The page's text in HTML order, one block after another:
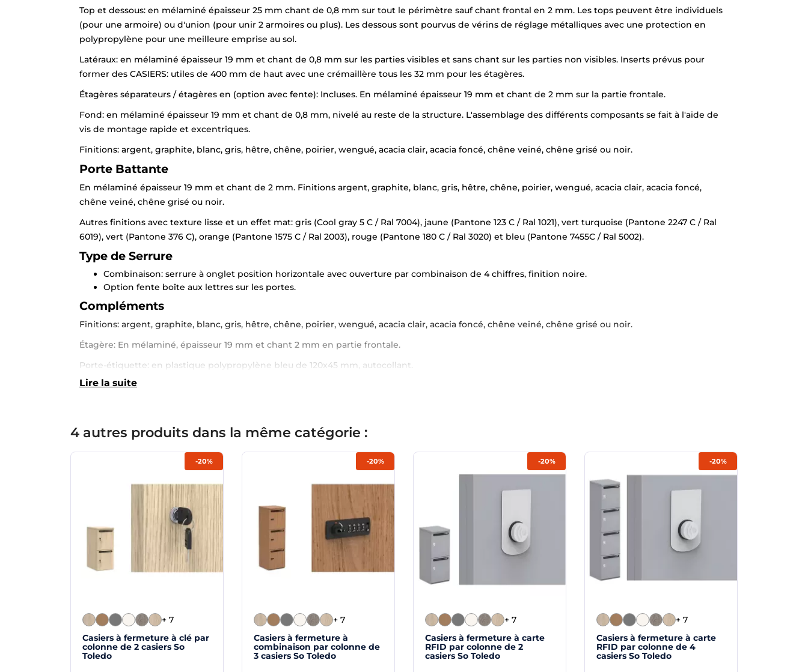
Top et dessous: en mélaminé épaisseur 25 mm chant de 0,8 mm sur tout le périmètre sauf chant frontal en 2 mm. Les tops peuvent être individuels
(pour une armoire) ou d'union (pour unir 2 armoires ou plus). Les dessous sont pourvus de vérins de réglage métalliques avec une protection en
polypropylène pour une meilleure emprise au sol.
Latéraux: en mélaminé épaisseur 19 mm et chant de 0,8 mm sur les parties visibles et sans chant sur les parties non visibles. Inserts prévus pour
former des CASIERS: utiles de 400 mm de haut avec une crémaillère tous les 32 mm pour les étagères.
Étagères séparateurs / étagères en (option avec fente): Incluses. En mélaminé épaisseur 19 mm et chant de 2 mm sur la partie frontale.
Fond: en mélaminé épaisseur 19 mm et chant de 0,8 mm, nivelé au reste de la structure. L'assemblage des différents composants se fait à l'aide de
vis de montage rapide et excentriques.
Finitions: argent, graphite, blanc, gris, hêtre, chêne, poirier, wengué, acacia clair, acacia foncé, chêne veiné, chêne grisé ou noir.
Porte Battante
En mélaminé épaisseur 19 mm et chant de 2 mm. Finitions argent, graphite, blanc, gris, hêtre, chêne, poirier, wengué, acacia clair, acacia foncé,
chêne veiné, chêne grisé ou noir.
Autres finitions avec texture lisse et un effet mat: gris (Cool gray 5 C / Ral 7004), jaune (Pantone 123 C / Ral 1021), vert turquoise (Pantone 2247 C / Ral
6019), vert (Pantone 376 C), orange (Pantone 1575 C / Ral 2003), rouge (Pantone 180 C / Ral 3020) et bleu (Pantone 7455C / Ral 5002).
Type de Serrure
Combinaison: serrure à onglet position horizontale avec ouverture par combinaison de 4 chiffres, finition noire.
Option fente boîte aux lettres sur les portes.
Compléments
Finitions: argent, graphite, blanc, gris, hêtre, chêne, poirier, wengué, acacia clair, acacia foncé, chêne veiné, chêne grisé ou noir.
Étagère: En mélaminé, épaisseur 19 mm et chant 2 mm en partie frontale.
Porte-étiquette: en plastique polypropylène bleu de 120x45 mm, autocollant.
Lire la suite
4 autres produits dans la même catégorie :
+ 7
Casiers à fermeture à clé par
colonne de 2 casiers So
Toledo
-20%
+ 7
Casiers à fermeture à
combinaison par colonne de
3 casiers So Toledo
-20%
+ 7
Casiers à fermeture à carte
RFID par colonne de 2
casiers So Toledo
-20%
+ 7
Casiers à fermeture à carte
RFID par colonne de 4
casiers So Toledo
-20%